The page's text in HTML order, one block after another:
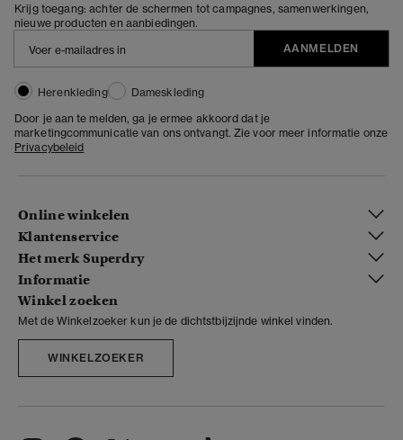
Krijg toegang: achter de schermen tot campagnes, samenwerkingen,
nieuwe producten en aanbiedingen.
AANMELDEN
Herenkleding
Dameskleding
Door je aan te melden, ga je ermee akkoord dat je
marketingcommunicatie van ons ontvangt. Zie voor meer informatie onze
Privacybeleid
Online winkelen
Klantenservice
Het merk Superdry
Informatie
Winkel zoeken
Met de Winkelzoeker kun je de dichtstbijzijnde winkel vinden.
WINKELZOEKER